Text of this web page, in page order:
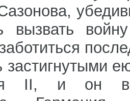
вызвать
застигнутыми
II, и он